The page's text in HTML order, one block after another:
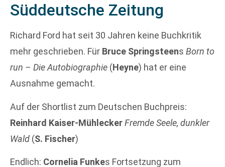
Süddeutsche Zeitung
Richard Ford hat seit 30 Jahren keine Buchkritik
mehr geschrieben. Für Bruce Springsteens Born to
run – Die Autobiographie (Heyne) hat er eine
Ausnahme gemacht.
Auf der Shortlist zum Deutschen Buchpreis:
Reinhard Kaiser-MühleckerFremde Seele, dunkler
Wald (S. Fischer)
Endlich: Cornelia Funkes Fortsetzung zum